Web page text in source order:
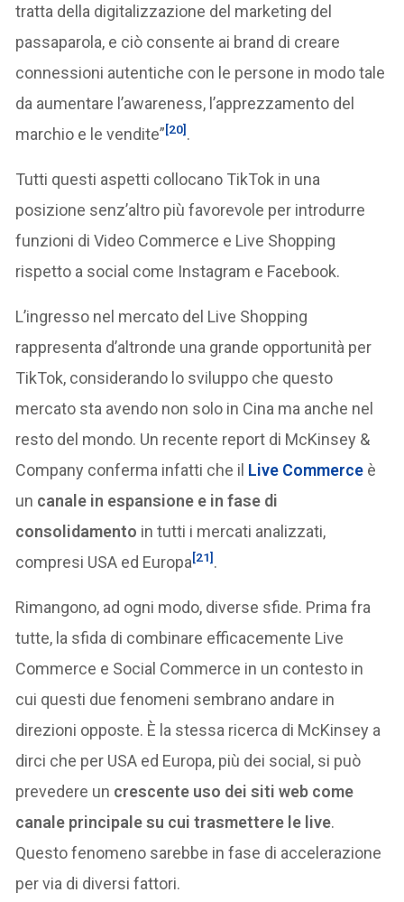
tratta della digitalizzazione del marketing del
passaparola, e ciò consente ai brand di creare
connessioni autentiche con le persone in modo tale
da aumentare l’awareness, l’apprezzamento del
marchio e le vendite”[20] .
Tutti questi aspetti collocano TikTok in una
posizione senz’altro più favorevole per introdurre
funzioni di Video Commerce e Live Shopping
rispetto a social come Instagram e Facebook.
L’ingresso nel mercato del Live Shopping
rappresenta d’altronde una grande opportunità per
TikTok, considerando lo sviluppo che questo
mercato sta avendo non solo in Cina ma anche nel
resto del mondo. Un recente report di McKinsey &
Company conferma infatti che il Live Commerce è
un canale in espansione e in fase di
consolidamento in tutti i mercati analizzati,
compresi USA ed Europa[21] .
Rimangono, ad ogni modo, diverse sfide. Prima fra
tutte, la sfida di combinare efficacemente Live
Commerce e Social Commerce in un contesto in
cui questi due fenomeni sembrano andare in
direzioni opposte. È la stessa ricerca di McKinsey a
dirci che per USA ed Europa, più dei social, si può
prevedere un crescente uso dei siti web come
canale principale su cui trasmettere le live.
Questo fenomeno sarebbe in fase di accelerazione
per via di diversi fattori.